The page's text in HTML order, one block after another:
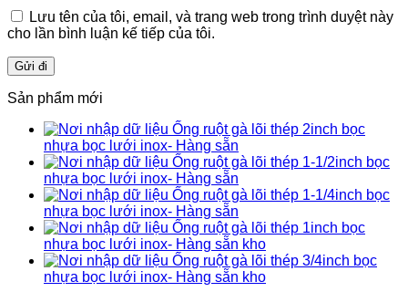
Lưu tên của tôi, email, và trang web trong trình duyệt này
cho lần bình luận kế tiếp của tôi.
Sản phẩm mới
Ống ruột gà lõi thép 2inch bọc
nhựa bọc lưới inox- Hàng sẵn
Ống ruột gà lõi thép 1-1/2inch bọc
nhựa bọc lưới inox- Hàng sẵn
Ống ruột gà lõi thép 1-1/4inch bọc
nhựa bọc lưới inox- Hàng sẵn
Ống ruột gà lõi thép 1inch bọc
nhựa bọc lưới inox- Hàng sẵn kho
Ống ruột gà lõi thép 3/4inch bọc
nhựa bọc lưới inox- Hàng sẵn kho